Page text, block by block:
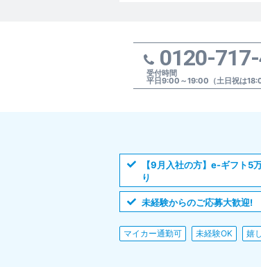
0120-
受付時間
平日9:00～19:00（土日祝は
【9月入社の方】e-ギフト5
り
未経験からのご応募大歓迎!
マイカー通勤可 未経験OK 嬉